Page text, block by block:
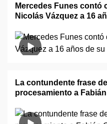
Mercedes Funes contó
Nicolás Vázquez a 16
La contundente frase
procesamiento a